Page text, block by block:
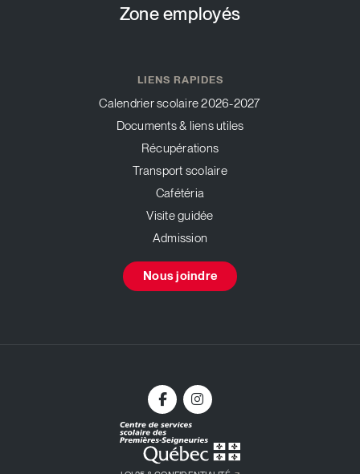
Zone employés
LIENS RAPIDES
Calendrier scolaire 2026-2027
Documents & liens utiles
Récupérations
Transport scolaire
Cafétéria
Visite guidée
Admission
Nous joindre